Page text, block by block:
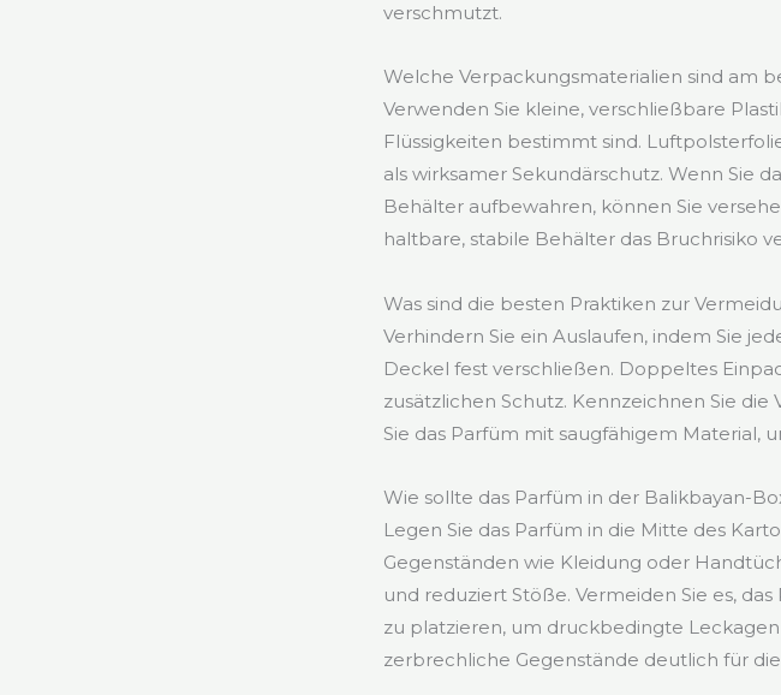
verschmutzt.
Welche Verpackungsmaterialien sind am
Verwenden Sie kleine, verschließbare
Flüssigkeiten bestimmt sind.
als wirksamer Sekundärschutz. Wenn Sie
Behälter aufbewahren, können Sie
haltbare, stabile Behälter das Bruchrisiko
Was sind die besten Praktiken zur
Verhindern Sie ein Auslaufen, indem Sie
Deckel fest verschließen. Doppeltes
zusätzlichen Schutz. Kennzeichnen Sie
Sie das Parfüm mit saugfähigem Material,
Wie sollte das Parfüm in der Balikbayan-
Legen Sie das Parfüm in die Mitte des
Gegenständen wie Kleidung oder
und reduziert Stöße. Vermeiden Sie es,
zu platzieren, um druckbedingte
zerbrechliche Gegenstände deutlich für